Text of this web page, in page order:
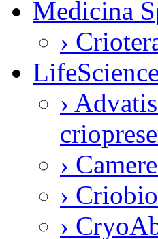
Medicina
›
LifeScience
›
›
›
›